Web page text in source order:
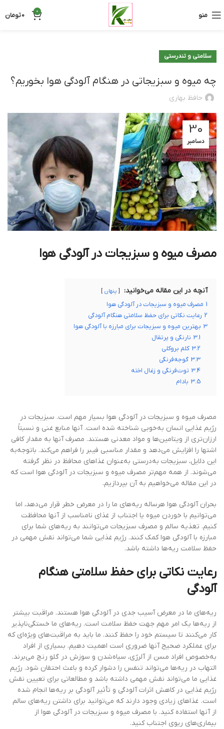
منو 0
0تومان
سلامتی و تندرستی
چه میوه و سبزیجاتی در هنگام آلودگی هوا بخوریم؟
حافظ بهاری
30
دسامبر
مصرف میوه و سبزیجات در آلودگی هوا
آنچه در این مقاله می‌خوانید: پنهان
1 مصرف میوه و سبزیجات در آلودگی هوا
2 رعایت نکاتی برای حفظ سلامتی هنگام آلودگی
3 بهترین میوه و سبزیجات برای مبارزه با آلودگی هوا
3.1 نارنگی و پرتقال
3.2 کلم بروکلی
3.3 گوجه‌فرنگی
3.4 توت‌فرنگی و زغال اخته
3.5 بادام
مصرف میوه و سبزیجات در آلودگی هوا بسیار مهم است. سبزیجات در
رژیم غذایی انسان به‌خوبی شناخته شده است. آنها منابع غنی و نسبتاً
ارزان‌تری از ویتامین‌ها و مواد معدنی هستند. مصرف آنها به مقدار کافی
اشتها را افزایش می‌دهد و مقدار مناسبی فیبر را فراهم می‌کند. باتوجه‌به
این دلایل، سبزیجات به‌درستی به‌عنوان غذاهای محافظ در نظر گرفته
می‌شوند. از همه مهم‌تر مصرف میوه و سبزیجات در آلودگی هوا است که
در این مقاله می‌خواهیم به آن بپردازیم.
بحران آلودگی هوا هرساله ریه‌های ما را در معرض خطر قرار می‌دهد، اما
می‌توانیم با خوردن میوه یا اجتناب از غذای نامناسب از آنها محافظت
کنیم. تغذیه سالم و مصرف سبزیجات می‌توانند به ریه‌های شما برای
مبارزه با آلودگی هوا کمک کنند. رژیم غذایی شما می‌تواند نقش مهمی در
حفظ سلامت ریه‌ها داشته باشد.
رعایت نکاتی برای حفظ سلامتی هنگام
آلودگی
ریه‌های ما در معرض آسیب جدی در آلودگی هوا هستند. مراقبت بیشتر
از ریه‌ها یک امر مهم جهت حفظ سلامت است. ریه‌های ما خستگی‌ناپذیر
کار می‌کنند تا سیستم خود را حفظ کنند. ما باید به مراقبت‌های ویژه‌ای که
برای عملکرد صحیح آنها ضروری است اهمیت دهیم. بسیاری از افراد
به‌خصوص افراد مسن از آلرژی، سیاه‌شدن و سوزش در گلو رنج می‌برند.
التهاب در ریه‌ها می‌تواند تنفس را دشوار کرده و باعث احتقان شود. رژیم
غذایی ما می‌تواند نقش مهمی داشته باشد و مطالعاتی برای تعیین نقش
رژیم غذایی در کاهش اثرات آلودگی و تأثیر آلودگی بر ریه‌ها انجام شده
است. غذاهای زیادی وجود دارند که می‌توانید برای داشتن ریه‌های سالم
از آنها استفاده کنید. با مصرف میوه و سبزیجات در آلودگی هوا از
بیماری‌های ریوی اجتناب کنید.